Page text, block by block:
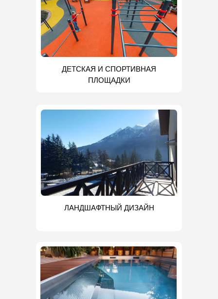
ДЕТСКАЯ И СПОРТИВНАЯ
ПЛОЩАДКИ
ЛАНДШАФТНЫЙ ДИЗАЙН